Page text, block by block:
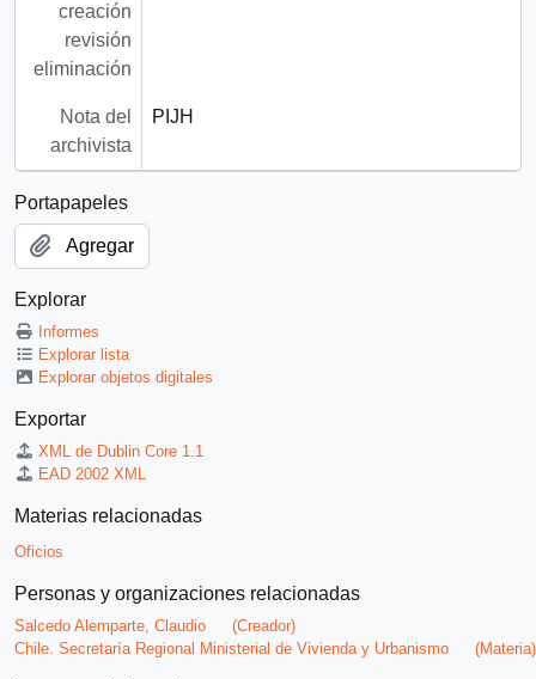
creación
revisión
eliminación
Nota del
archivista
PIJH
Portapapeles
Agregar
Explorar
Informes
Explorar lista
Explorar objetos digitales
Exportar
XML de Dublin Core 1.1
EAD 2002 XML
Materias relacionadas
Oficios
Personas y organizaciones relacionadas
Salcedo Alemparte, Claudio
(Creador)
Chile. Secretaría Regional Ministerial de Vivienda y Urbanismo
(Materia)